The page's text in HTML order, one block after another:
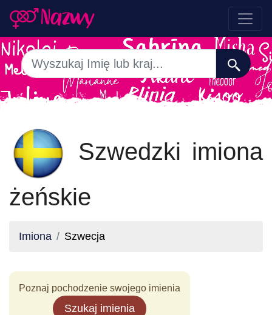
Szwedzki imiona
żeńskie
Imiona Szwecja
Poznaj pochodzenie swojego imienia
Szukaj imienia